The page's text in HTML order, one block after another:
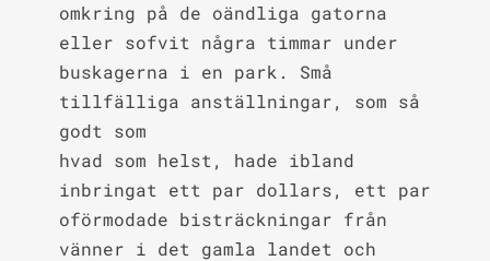
omkring på de oändliga gatorna
eller sofvit några timmar under
buskagerna i en park. Små
tillfälliga anställningar, som så
godt som
hvad som helst, hade ibland
inbringat ett par dollars, ett par
oförmodade bisträckningar från
vänner i det gamla landet och